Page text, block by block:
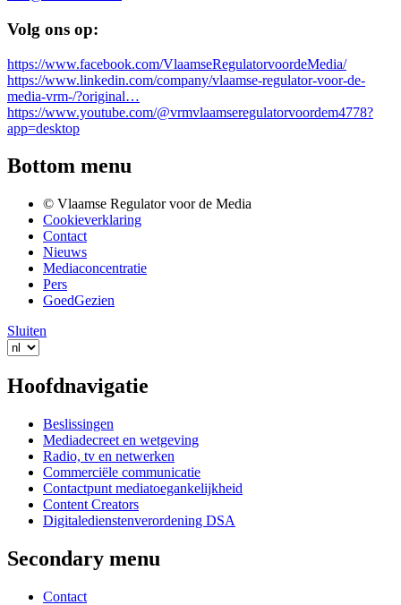
Volg ons op:
https://www.facebook.com/VlaamseRegulatorvoordeMedia/
https://www.linkedin.com/company/vlaamse-regulator-voor-de-
media-vrm-/?original…
https://www.youtube.com/@vrmvlaamseregulatorvoordem4778?
app=desktop
Bottom menu
© Vlaamse Regulator voor de Media
Cookieverklaring
Contact
Nieuws
Mediaconcentratie
Pers
GoedGezien
Sluiten
Hoofdnavigatie
Beslissingen
Mediadecreet en wetgeving
Radio, tv en netwerken
Commerciële communicatie
Contactpunt mediatoegankelijkheid
Content Creators
Digitaledienstenverordening DSA
Secondary menu
Contact